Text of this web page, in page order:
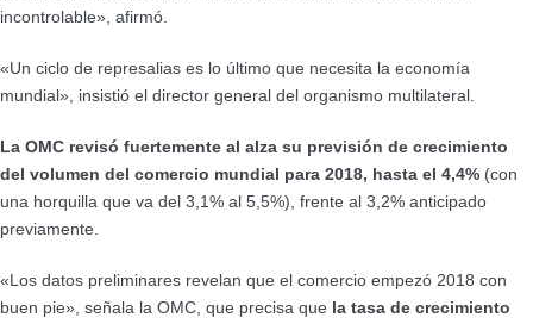
incontrolable», afirmó.
«Un ciclo de represalias es lo último que necesita la economía
mundial», insistió el director general del organismo multilateral.
La OMC revisó fuertemente al alza su previsión de crecimiento
del volumen del comercio mundial para 2018, hasta el 4,4% (con
una horquilla que va del 3,1% al 5,5%), frente al 3,2% anticipado
previamente.
«Los datos preliminares revelan que el comercio empezó 2018 con
buen pie», señala la OMC, que precisa que la tasa de crecimiento